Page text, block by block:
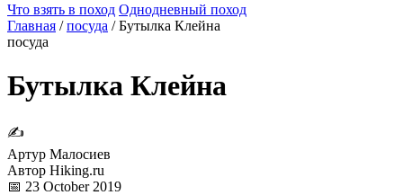
Что взять в поход Однодневный поход
Главная / посуда / Бутылка Клейна
посуда
Бутылка Клейна
✍
Артур Малосиев
Автор Hiking.ru
📅 23 October 2019